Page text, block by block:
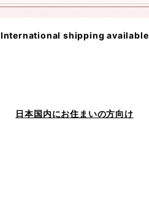
International shipping available
日本国内にお住まいの方向け